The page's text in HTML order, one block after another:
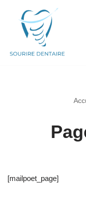
Aller
contenu
[mailpoet_page]